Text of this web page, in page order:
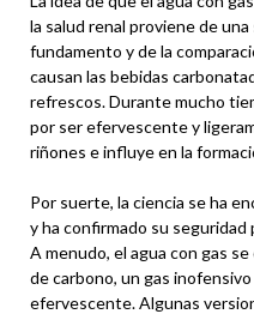
la salud renal proviene de
fundamento y de la
causan las bebidas
refrescos. Durante mucho
por ser efervescente y
riñones e influye en la
Por suerte, la ciencia se ha
y ha confirmado su seguridad
A menudo, el agua con gas
de carbono, un gas
efervescente. Algunas